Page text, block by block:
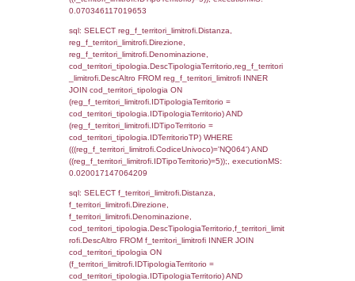
f_confini_stato.IDStato = el_nazioni.IDStato
f_confini_stato.IDNotifica = 2210;,
0.00040102005004883
sql: SELECT el_regioni.Regione,
el_comuni.Comune,
f_confini INNER JOIN ((el_comuni INNER
ON el_comuni.IstProvincia =
INNER JOIN el_regioni ON
el_regioni.IstRegione) ON
(((f_confini.IDNotifica)=2210));,
0.00045990943908691
sql: SELECT
SEPARATOR '; ') AS DescAltro,